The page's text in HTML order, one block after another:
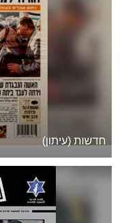
חדשות (עיתון)